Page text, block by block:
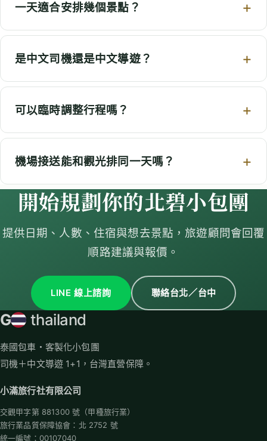
一天適合安排幾個景點？
是中文司機還是中文導遊？
可以臨時調整行程嗎？
機場接送能和觀光排同一天嗎？
開始規劃你的北碧小包團
提供日期、人數、住宿與想去景點，旅遊顧問會回覆
順路建議與報價。
LINE 線上諮詢 聯絡台北／台中
G thailand
泰國包車・客製化小包團
司機＋中文導遊 1+1，台灣直營保障。
小滿旅行社有限公司
交觀甲字第 881300 號（甲種旅行業）
旅行業品質保障協會：北 2752 號
統一編號：00107040